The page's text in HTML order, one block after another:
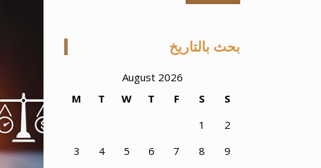
بحث بالتاريخ
August 2026
M
T W T F S
S
1
2
3
4 5 6 7 8
9